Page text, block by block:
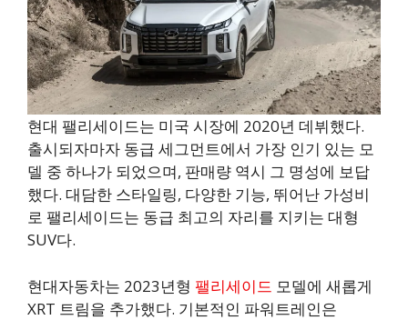
현대 팰리세이드는 미국 시장에 2020년 데뷔했다.
출시되자마자 동급 세그먼트에서 가장 인기 있는 모
델 중 하나가 되었으며, 판매량 역시 그 명성에 보답
했다. 대담한 스타일링, 다양한 기능, 뛰어난 가성비
로 팰리세이드는 동급 최고의 자리를 지키는 대형
SUV다.
현대자동차는 2023년형 팰리세이드 모델에 새롭게
XRT 트림을 추가했다. 기본적인 파워트레인은